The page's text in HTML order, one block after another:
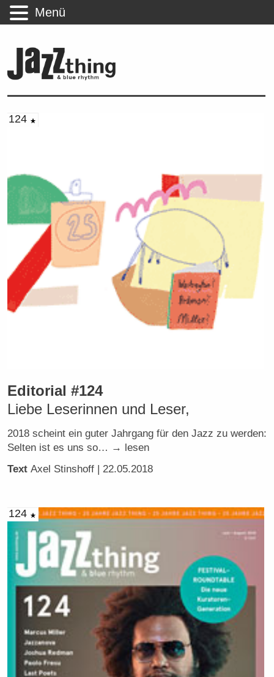
124
Editorial #124
Liebe Leserinnen und Leser,
2018 scheint ein guter Jahrgang für den Jazz zu werden:
Selten ist es uns so… → lesen
Text Axel Stinshoff | 22.05.2018
124
Menü